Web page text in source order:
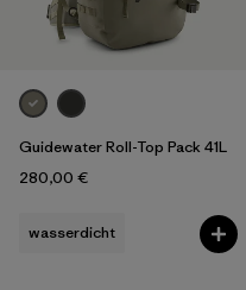
Guidewater Roll-Top Pack 41L
280,00 €
wasserdicht